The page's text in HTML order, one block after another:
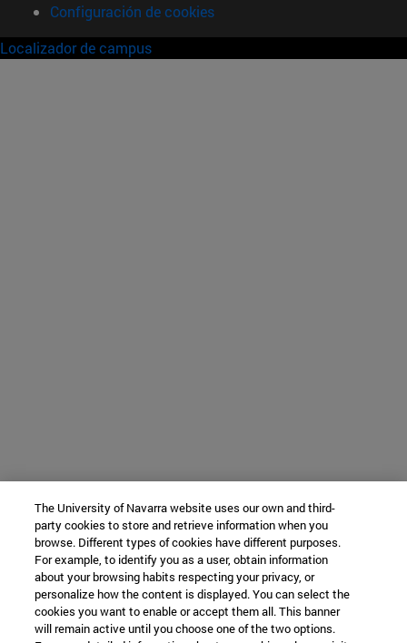
Configuración de cookies
Localizador de campus
The University of Navarra website uses our own and third-
party cookies to store and retrieve information when you
browse. Different types of cookies have different purposes.
For example, to identify you as a user, obtain information
about your browsing habits respecting your privacy, or
personalize how the content is displayed. You can select the
cookies you want to enable or accept them all. This banner
will remain active until you choose one of the two options.